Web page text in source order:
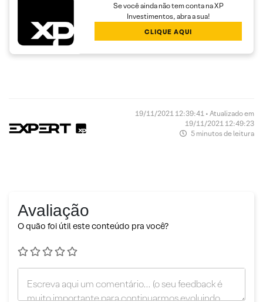
Se você ainda não tem conta na XP
Investimentos, abra a sua!
CLIQUE AQUI
19/11/2021 12:39:41 • Atualizado em
19/11/2021 12:49:23
5 minutos de leitura
Avaliação
O quão foi útil este conteúdo pra você?